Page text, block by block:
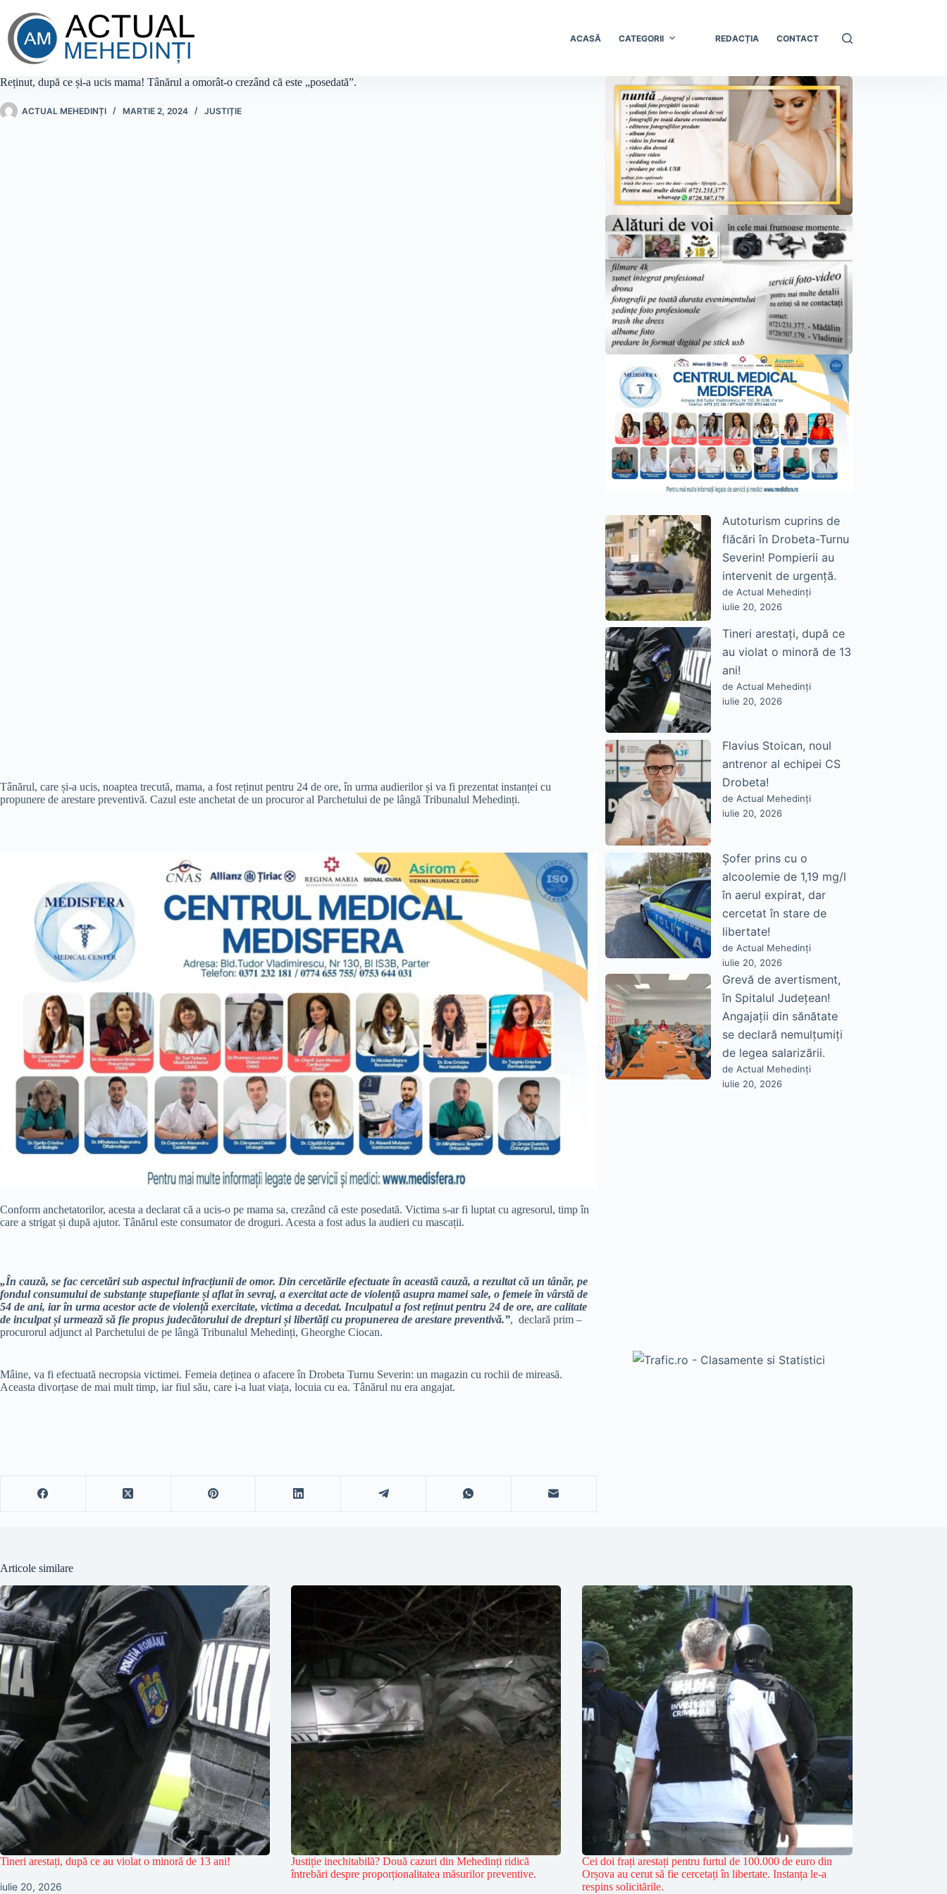
conținut
ACASĂ CATEGORII REDACȚIA CONTACT
Reținut, după ce și-a ucis mama! Tânărul a omorât-o crezând că este „posedată”.
ACTUAL MEHEDINȚI MARTIE 2, 2024 JUSTIȚIE
Tânărul, care și-a ucis, noaptea trecută, mama, a fost reținut pentru 24 de ore, în urma audierilor și va fi prezentat instanței cu
propunere de arestare preventivă. Cazul este anchetat de un procuror al Parchetului de pe lângă Tribunalul Mehedinți.
Conform anchetatorilor, acesta a declarat că a ucis-o pe mama sa, crezând că este posedată. Victima s-ar fi luptat cu agresorul, timp în
care a strigat și după ajutor. Tânărul este consumator de droguri. Acesta a fost adus la audieri cu mascații.
„În cauză, se fac cercetări sub aspectul infracțiunii de omor. Din cercetările efectuate în această cauză, a rezultat că un tânăr, pe
fondul consumului de substanțe stupefiante și aflat în sevraj, a exercitat acte de violență asupra mamei sale, o femeie în vârstă de
54 de ani, iar în urma acestor acte de violență exercitate, victima a decedat. Inculpatul a fost reținut pentru 24 de ore, are calitate
de inculpat și urmează să fie propus judecătorului de drepturi și libertăți cu propunerea de arestare preventivă.”, declară prim –
procurorul adjunct al Parchetului de pe lângă Tribunalul Mehedinți, Gheorghe Ciocan.
Mâine, va fi efectuată necropsia victimei. Femeia deținea o afacere în Drobeta Turnu Severin: un magazin cu rochii de mireasă.
Aceasta divorțase de mai mult timp, iar fiul său, care i-a luat viața, locuia cu ea. Tânărul nu era angajat.
Autoturism cuprins de
flăcări în Drobeta-Turnu
Severin! Pompierii au
intervenit de urgență.
de Actual Mehedinți
iulie 20, 2026
Tineri arestați, după ce
au violat o minoră de 13
ani!
de Actual Mehedinți
iulie 20, 2026
Flavius Stoican, noul
antrenor al echipei CS
Drobeta!
de Actual Mehedinți
iulie 20, 2026
Șofer prins cu o
alcoolemie de 1,19 mg/l
în aerul expirat, dar
cercetat în stare de
libertate!
de Actual Mehedinți
iulie 20, 2026
Grevă de avertisment,
în Spitalul Județean!
Angajații din sănătate
se declară nemulțumiți
de legea salarizării.
de Actual Mehedinți
iulie 20, 2026
Articole similare
Tineri arestați, după ce au violat o minoră de 13 ani!
iulie 20, 2026
Justiție inechitabilă? Două cazuri din Mehedinți ridică
întrebări despre proporționalitatea măsurilor preventive.
Cei doi frați arestați pentru furtul de 100.000 de euro din
Orșova au cerut să fie cercetați în libertate. Instanța le-a
respins solicitările.